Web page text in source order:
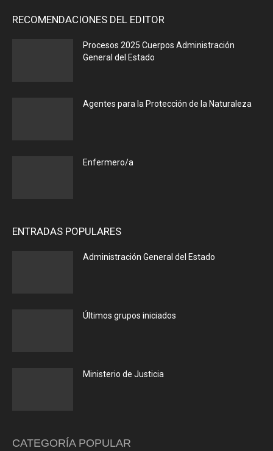
RECOMENDACIONES DEL EDITOR
Procesos 2025 Cuerpos Administración
General del Estado
Agentes para la Protección de la Naturaleza
Enfermero/a
ENTRADAS POPULARES
Administración General del Estado
Últimos grupos iniciados
Ministerio de Justicia
CATEGORÍA POPULAR